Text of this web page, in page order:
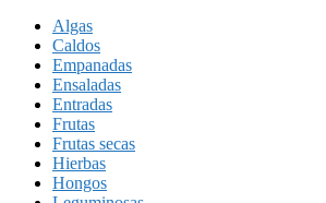
Algas
Caldos
Empanadas
Ensaladas
Entradas
Frutas
Frutas secas
Hierbas
Hongos